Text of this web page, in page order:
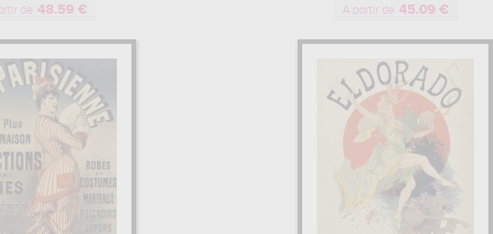
de 48.59 € A partir de 45.09 €